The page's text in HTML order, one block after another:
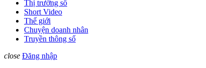
Thị trường số
Short Video
Thế giới
Chuyện doanh nhân
Truyền thông số
close Đăng nhập